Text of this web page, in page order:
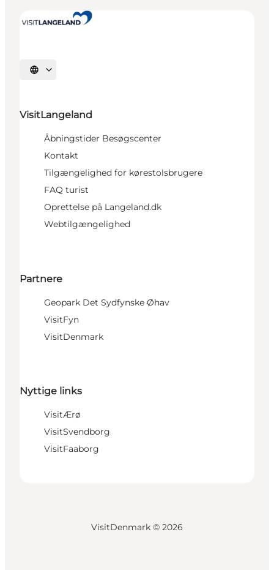
Vælg sprog
VisitLangeland
Åbningstider Besøgscenter
Kontakt
Tilgængelighed for kørestolsbrugere
FAQ turist
Oprettelse på Langeland.dk
Webtilgængelighed
Partnere
Geopark Det Sydfynske Øhav
VisitFyn
VisitDenmark
Nyttige links
VisitÆrø
VisitSvendborg
VisitFaaborg
VisitDenmark © 2026